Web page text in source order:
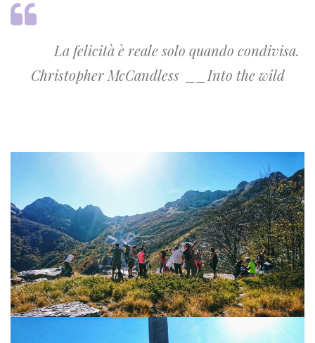
La felicità è reale solo quando condivisa.
Christopher McCandless __Into the wild